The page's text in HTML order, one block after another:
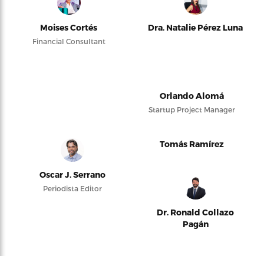
Moises Cortés
Financial Consultant
Dra. Natalie Pérez Luna
Orlando Alomá
Startup Project Manager
Oscar J. Serrano
Periodista Editor
Tomás Ramírez
Dr. Ronald Collazo
Pagán